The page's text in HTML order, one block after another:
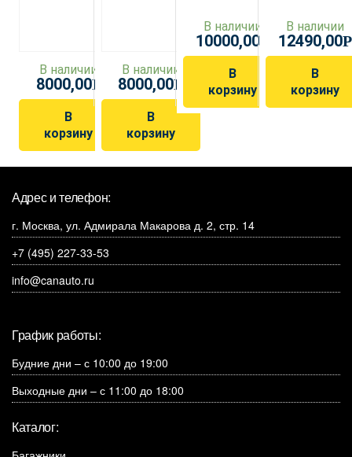
В наличии
8000,00Р
В
корзину
В наличии
8000,00Р
В
корзину
В наличии
10000,00
В
корзину
В наличии
12490,00Р
В
корзину
Адрес и телефон:
г. Москва, ул. Адмирала Макарова д. 2, стр. 14
+7 (495) 227-33-53
info@canauto.ru
График работы:
Будние дни – с 10:00 до 19:00
Выходные дни – с 11:00 до 18:00
Каталог: